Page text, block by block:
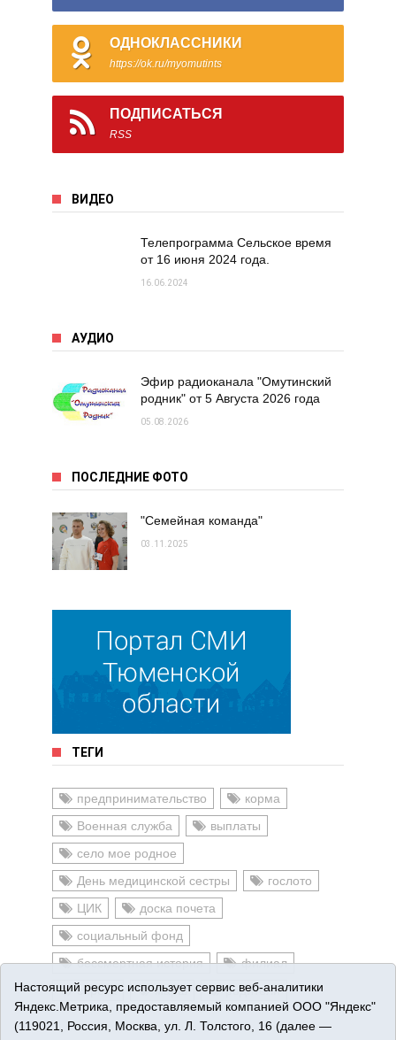
ОДНОКЛАССНИКИ
https://ok.ru/myomutints
ПОДПИСАТЬСЯ
RSS
ВИДЕО
Телепрограмма Сельское время
от 16 июня 2024 года.
16.06.2024
АУДИО
Эфир радиоканала "Омутинский
родник" от 5 Августа 2026 года
05.08.2026
ПОСЛЕДНИЕ ФОТО
"Семейная команда"
03.11.2025
ТЕГИ
предпринимательство
корма
Военная служба
выплаты
село мое родное
День медицинской сестры
гослото
ЦИК
доска почета
социальный фонд
бессмертная история
филиал
сирота
марш родители
Настоящий ресурс использует сервис веб-аналитики
Яндекс.Метрика, предоставляемый компанией ООО "Яндекс"
(119021, Россия, Москва, ул. Л. Толстого, 16 (далее —